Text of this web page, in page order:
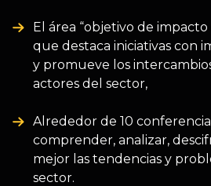
El área “objetivo de impacto
que destaca iniciativas con
y promueve los
actores del sector,
Alrededor de 10
comprender, analizar,
mejor las tendencias y
sector.